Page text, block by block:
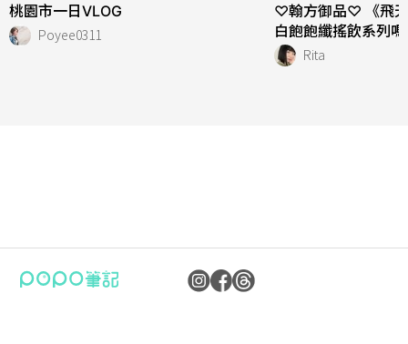
桃園市一日VLOG
Poyee0311
♡翰方御品♡ 《飛
白飽飽纖搖飲系列
Rita